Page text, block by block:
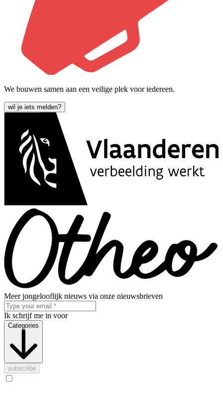
We bouwen samen aan een veilige plek voor iedereen.
wil je iets melden?
Meer jongelooflijk nieuws via onze nieuwsbrieven
Ik schrijf me in voor
Categories
subscribe